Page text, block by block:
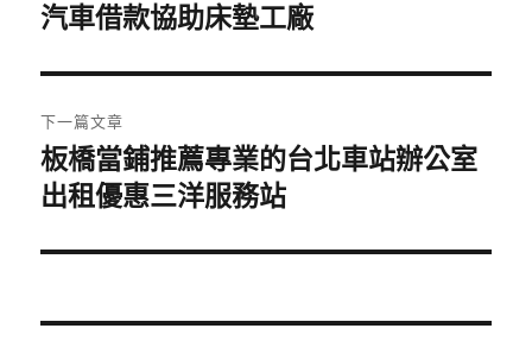
導
覽
一
文
章:
汽車借款協助床墊工廠
下一篇文章
下
一
文
板橋當鋪推薦專業的台北車站辦公室
出租優惠三洋服務站